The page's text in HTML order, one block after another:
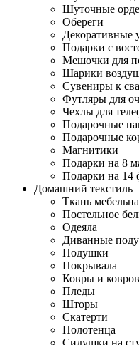
Шуточные
Обереги
Декоративные
Подарки с
Мешочки для
Шарики
Сувениры к
Футляры для
Чехлы для
Подарочные
Подарочные
Магнитики
Подарки на 8
Подарки на 14
Домашний текстиль
Ткань
Постельное
Одеяла
Диванные
Подушки
Покрывала
Ковры и
Пледы
Шторы
Скатерти
Полотенца
Сидушки на